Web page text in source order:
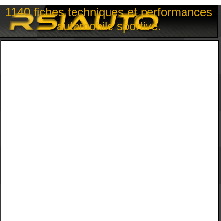
1140 fiches techniques et performances
automobile sportive.